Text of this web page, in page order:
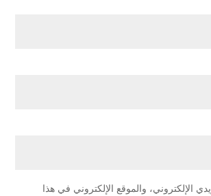
الإلكتروني، والموقع الإلكتروني في هذا